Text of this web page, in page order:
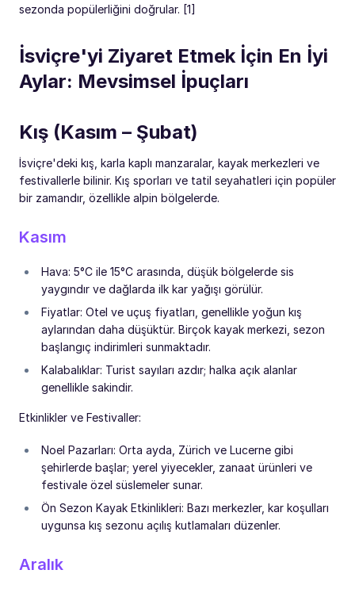
sezonda popülerliğini doğrular. [1]
İsviçre'yi Ziyaret Etmek İçin En İyi
Aylar: Mevsimsel İpuçları
Kış (Kasım – Şubat)
İsviçre'deki kış, karla kaplı manzaralar, kayak merkezleri ve
festivallerle bilinir. Kış sporları ve tatil seyahatleri için popüler
bir zamandır, özellikle alpin bölgelerde.
Kasım
Hava: 5°C ile 15°C arasında, düşük bölgelerde sis
yaygındır ve dağlarda ilk kar yağışı görülür.
Fiyatlar: Otel ve uçuş fiyatları, genellikle yoğun kış
aylarından daha düşüktür. Birçok kayak merkezi, sezon
başlangıç indirimleri sunmaktadır.
Kalabalıklar: Turist sayıları azdır; halka açık alanlar
genellikle sakindir.
Etkinlikler ve Festivaller:
Noel Pazarları: Orta ayda, Zürich ve Lucerne gibi
şehirlerde başlar; yerel yiyecekler, zanaat ürünleri ve
festivale özel süslemeler sunar.
Ön Sezon Kayak Etkinlikleri: Bazı merkezler, kar koşulları
uygunsa kış sezonu açılış kutlamaları düzenler.
Aralık